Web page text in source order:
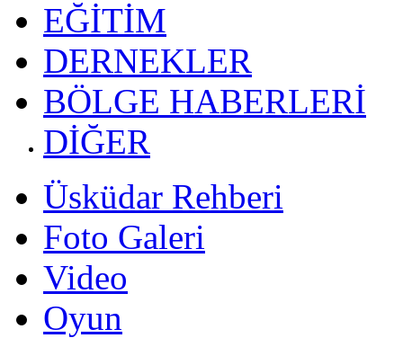
EĞİTİM
DERNEKLER
BÖLGE HABERLERİ
DİĞER
Üsküdar Rehberi
Foto Galeri
Video
Oyun